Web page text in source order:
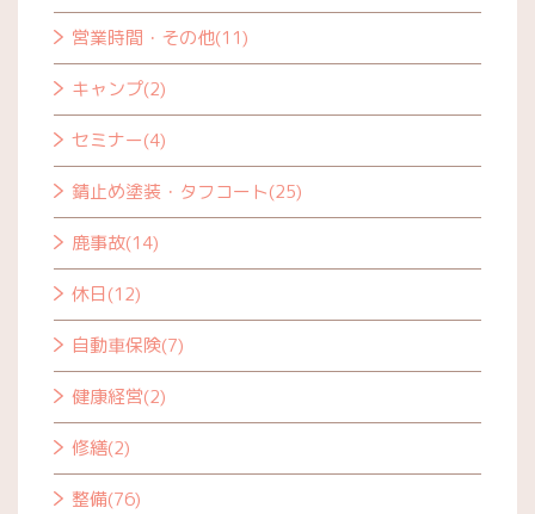
営業時間・その他(11)
キャンプ(2)
セミナー(4)
錆止め塗装・タフコート(25)
鹿事故(14)
休日(12)
自動車保険(7)
健康経営(2)
修繕(2)
整備(76)